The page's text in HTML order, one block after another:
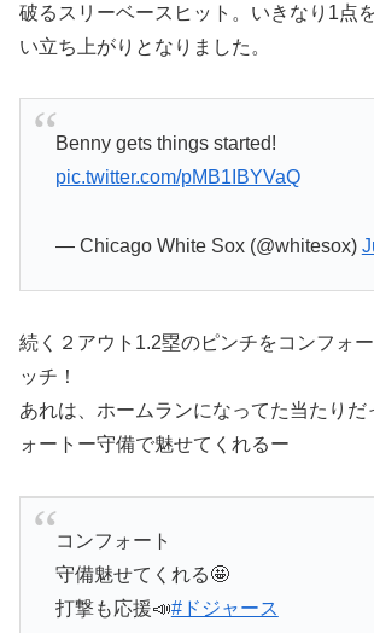
破るスリーベースヒット。いきなり1点
い立ち上がりとなりました。
Benny gets things started!
pic.twitter.com/pMB1IBYVaQ
— Chicago White Sox (@whitesox)
続く２アウト1.2塁のピンチをコンフォ
ッチ！
あれは、ホームランになってた当たりだ
ォートー守備で魅せてくれるー
コンフォート
守備魅せてくれる🤩
打撃も応援📣#ドジャース